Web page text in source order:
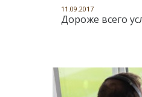
11.09.2017
Дороже всего